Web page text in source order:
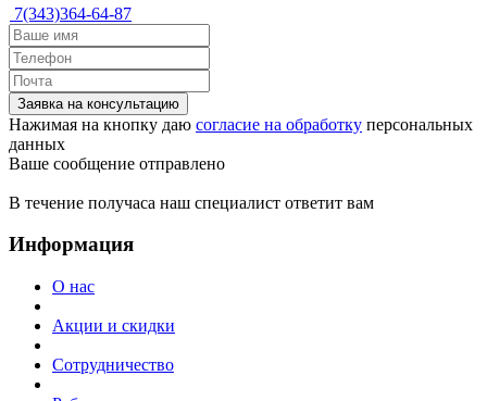
7(343)364-64-87
Заявка на консультацию
Нажимая на кнопку даю согласие на обработку персональных
данных
Ваше сообщение отправлено
В течение получаса наш специалист ответит вам
Информация
О нас
Акции и скидки
Сотрудничество